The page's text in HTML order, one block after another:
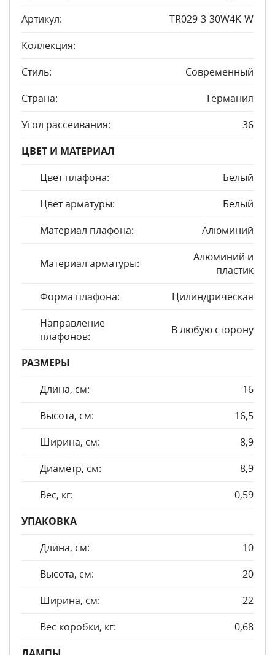
Артикул:
TR029-3-30W4K-W
Коллекция:
Стиль:
Современный
Страна:
Германия
Угол рассеивания:
36
ЦВЕТ И МАТЕРИАЛ
Цвет плафона:
Белый
Цвет арматуры:
Белый
Материал плафона:
Алюминий
Материал арматуры:
Алюминий и
пластик
Форма плафона:
Цилиндрическая
Направление
плафонов:
В любую сторону
РАЗМЕРЫ
Длина, см:
16
Высота, см:
16,5
Ширина, см:
8,9
Диаметр, см:
8,9
Вес, кг:
0,59
УПАКОВКА
Длина, см:
10
Высота, см:
20
Ширина, см:
22
Вес коробки, кг:
0,68